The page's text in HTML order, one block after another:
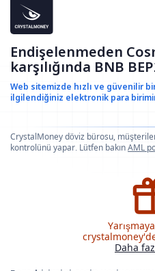
Endişelenmeden
karşılığında BNB
Web sitemizde hızlı ve güvenilir
ilgilendiğiniz elektronik para
CrystalMoney döviz bürosu,
kontrolünü yapar. Lütfen bakınAML
Daha